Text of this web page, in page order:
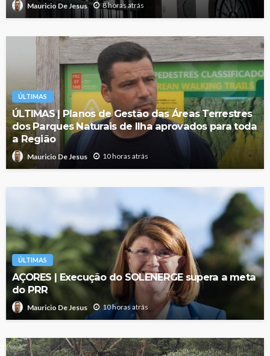
Mauricio De Jesus 8 horas atrás
ÚLTIMAS
ÚLTIMAS | Planos de Gestão das Áreas Terrestres
dos Parques Naturais de Ilha aprovados para toda
a Região
Mauricio De Jesus 10 horas atrás
ÚLTIMAS
AÇORES | Execução do SOLENERGE supera a meta
do PRR
Mauricio De Jesus 10 horas atrás